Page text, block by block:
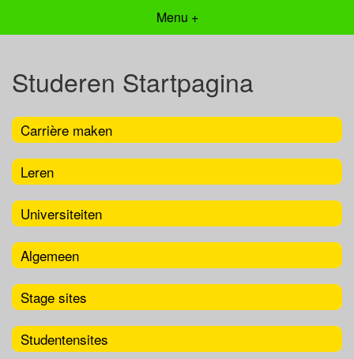
Menu +
Studeren Startpagina
Carrière maken
Leren
Universiteiten
Algemeen
Stage sites
Studentensites